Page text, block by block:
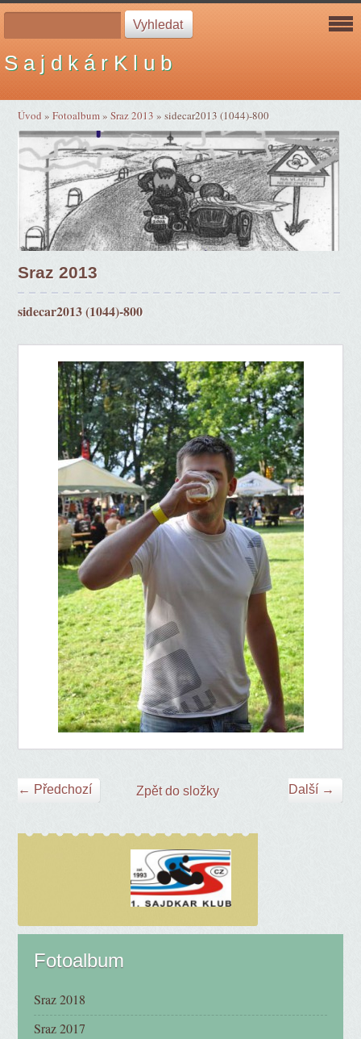
S a j d k á r K l u b
Úvod »Fotoalbum»Sraz 2013 »sidecar2013 (1044)-800
Sraz 2013
sidecar2013 (1044)-800
← Předchozí Další →
Zpět do složky
Fotoalbum
Sraz 2018
Sraz 2017